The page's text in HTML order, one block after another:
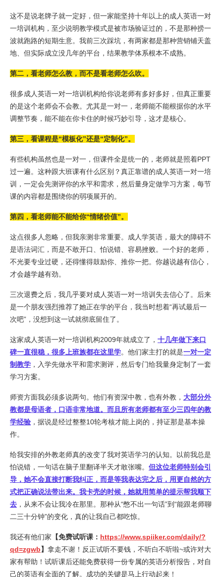
这不是说老牌子就一定好，但一家能坚持十年以上的成人英语一对
一培训机构，至少说明教学模式是被市场验证过的，不是那种捞一
波就跑路的短期生意。我前三次踩坑，有两家都是那种营销铺天盖
地、但实际成立没几年的平台，结果教学体系根本不成熟。
第二，看老师怎么教，而不是看老师怎么吹。
很多成人英语一对一培训机构给你说老师有多好多好，但真正重要
的是这个老师会不会教。尤其是一对一，老师能不能根据你的水平
调整节奏，能不能在你卡住的时候巧妙引导，这才是核心。
第三，看课程是“模板化”还是“定制化”。
有些机构虽然也是一对一，但课件全是统一的，老师就是照着PPT
过一遍。这种跟大班课有什么区别？真正靠谱的成人英语一对一培
训，一定会先测评你的水平和需求，然后量身定做学习方案，每节
课的内容都是围绕你的弱项展开的。
第四，看老师能不能给你“情绪价值”。
这点很多人忽略，但我亲测非常重要。成人学英语，最大的障碍不
是语法词汇，而是不敢开口、怕说错、容易挫败。一个好的老师，
不光要专业过硬，还得懂得鼓励你、推你一把。你越说越有信心，
才会越学越有劲。
三次退费之后，我几乎要对成人英语一对一培训失去信心了。后来
是一个朋友强烈推荐了她正在学的平台，我当时想着“再试最后一
次吧”，没想到这一试就彻底留住了。
这家成人英语一对一培训机构2009年就成立了， 十几年做下来口
碑一直很稳，很多上班族都在这里学。他们家主打的就是一对一定
制教学 ，入学先做水平和需求测评，然后专门给我量身定制了一套
学习方案。
师资方面我必须多说两句。他们有资深中教，也有外教， 大部分外
教都是母语者，口语非常地道。而且所有老师都有至少三四年的教
学经验 ，据说是经过整整10轮考核才能上岗的，持证那是基本操
作。
给我安排的外教老师真的改变了我对英语学习的认知。以前我总是
怕说错，一句话在脑子里翻译半天才敢张嘴。 但这位老师特别会引
导，她不会直接打断我纠正，而是等我表达完之后，用更自然的方
式把正确说法带出来。我卡壳的时候，她就用简单的提示帮我顺下
去 ，从来不会让我冷在那里。那种从“憋不出一句话”到“能跟老师聊
二三十分钟”的变化，真的让我自己都吃惊。
我还有他们家 【免费试听课： https://www.spiiker.com/daily/?
qd=zgwb】 拿走不谢！反正试听不要钱，不听白不听啦~或许对大
家有帮助！试听课后还能免费获得一份专属的英语分析报告，对自
己的英语有全面的了解。成功的关键是马上行动起来！